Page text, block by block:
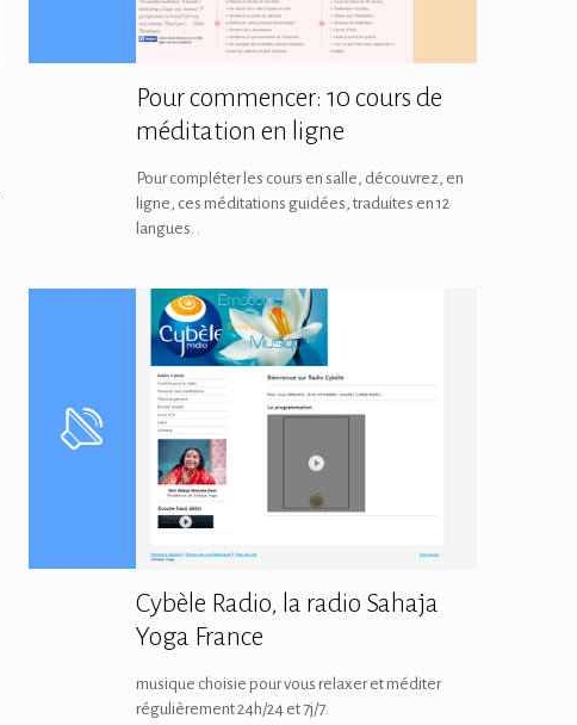
Pour commencer: 10 cours de
méditation en ligne
Pour compléter les cours en salle, découvrez, en
ligne, ces méditations guidées, traduites en 12
langues. .
Cybèle Radio, la radio Sahaja
Yoga France
musique choisie pour vous relaxer et méditer
régulièrement 24h/24 et 7j/7.